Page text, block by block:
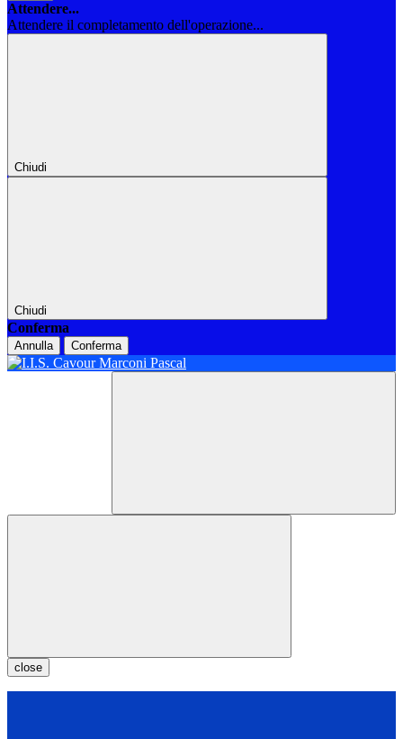
Attendere...
Attendere il completamento dell'operazione...
Chiudi
Chiudi
Conferma
Annulla Conferma
close